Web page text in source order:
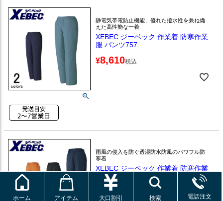
静電気帯電防止機能、優れた撥水性を兼ね備
えた高性能な一着
XEBEC ジーベック 作業着 防寒作業
服 パンツ757
¥8,610税込
雨風の侵入を防ぐ透湿防水防風のパワフル防
寒着
XEBEC ジーベック 作業着 防寒作業
服 パンツ590
9,890
ホーム アイテム 大口割引 検索 電話注文